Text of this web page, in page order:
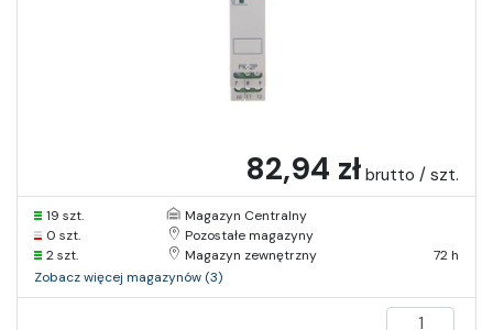
82,94 zł brutto / szt.
19 szt.
Magazyn Centralny
0 szt.
Pozostałe magazyny
2 szt.
Magazyn zewnętrzny
72 h
Zobacz więcej magazynów (3)